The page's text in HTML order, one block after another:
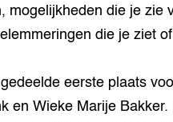
mogelijkheden die je zie
die je ziet
eerste plaats
en Wieke Marije Bakker.